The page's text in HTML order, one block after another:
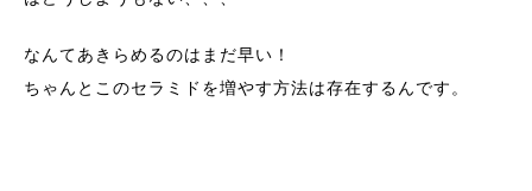
なんてあきらめるのはまだ早い！
ちゃんとこのセラミドを増やす方法は存在するんです。